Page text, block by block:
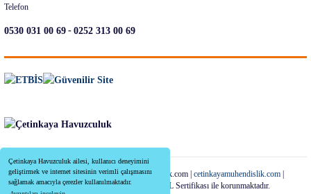
Çetinkaya Havuzculuk ailesi, kullanıcı deneyimini
geliştirmek ve internet sitesinin verimli çalışmasını
sağlamak amacıyla çerezler kullanılmaktadır.
Telefon
0530 031 00 69-0252 313 00 69
Copyright 2022-2026 | cetinkayahavuzculuk.com | cetinkayamuhendislik.com
Tüm Kredi Kartı Bilgileriniz 256bit SSL Sertifikası ile korunmaktadır.